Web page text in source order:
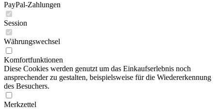
PayPal-Zahlungen
Session
Währungswechsel
Komfortfunktionen
Diese Cookies werden genutzt um das Einkaufserlebnis noch
ansprechender zu gestalten, beispielsweise für die Wiedererkennung
des Besuchers.
Merkzettel